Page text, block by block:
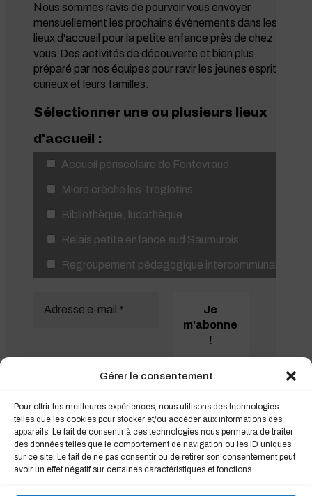
Gérer le consentement
Pour offrir les meilleures expériences, nous utilisons des technologies
telles que les cookies pour stocker et/ou accéder aux informations des
appareils. Le fait de consentir à ces technologies nous permettra de traiter
des données telles que le comportement de navigation ou les ID uniques
sur ce site. Le fait de ne pas consentir ou de retirer son consentement peut
avoir un effet négatif sur certaines caractéristiques et fonctions.
Nous sommes ravis de pourvoir vous envoyer
mensuellement les prochains évènements dans les
lieux d'accueil pour la petite enfance près de chez
vous.Des activités de découverte et bien plus
préparé par nos équipes pour ravir les jeunes esprits
curieux et leurs familles.
Sélectionner une ou plusieurs lieux
d'accueil :
Accueil périscolaire de Fontevraud
Micro crèche les Troglotins
Bibliothèque, ludothèque
Relais petite enfance sud Saumurois
Regroupement pédagogique intercommunal